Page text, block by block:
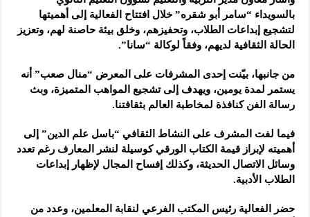
بالسويداء “سامر أبو شقره” خلال افتتاح الفعالية إلى أهميتها
لتشجيع إبداعات الطلاب، وتحفيزهم، وخلق بيئة حاصنة لهم، وتعزيز
الحالة الثقافية لديهم، وفقاً لوكالة “سانا”.
من جانبها، بيّنت إحدى المشرفات على المعرض “منال صعب” أنه
يستمر لمدة يومين، ويهدف إلى تشجيع المواهب المتميزة، وبث
رسالة الفن كنافذة لمخاطبة العالم بثقافتنا.
فيما لفت المشرف على النشاط الثقافي “باسل علم الدين” إلى
أهميته لإبراز قيمة الكتاب الورقي كوسيلة لنشر المعارف رغم تعدد
وسائل الاتصال الحديثة، وكذلك إفساح المجال لإظهار إبداعات
الطلاب الأدبية.
حضر الفعالية رئيس المكتب الفرعي لنقابة المعلمين، وعدد من